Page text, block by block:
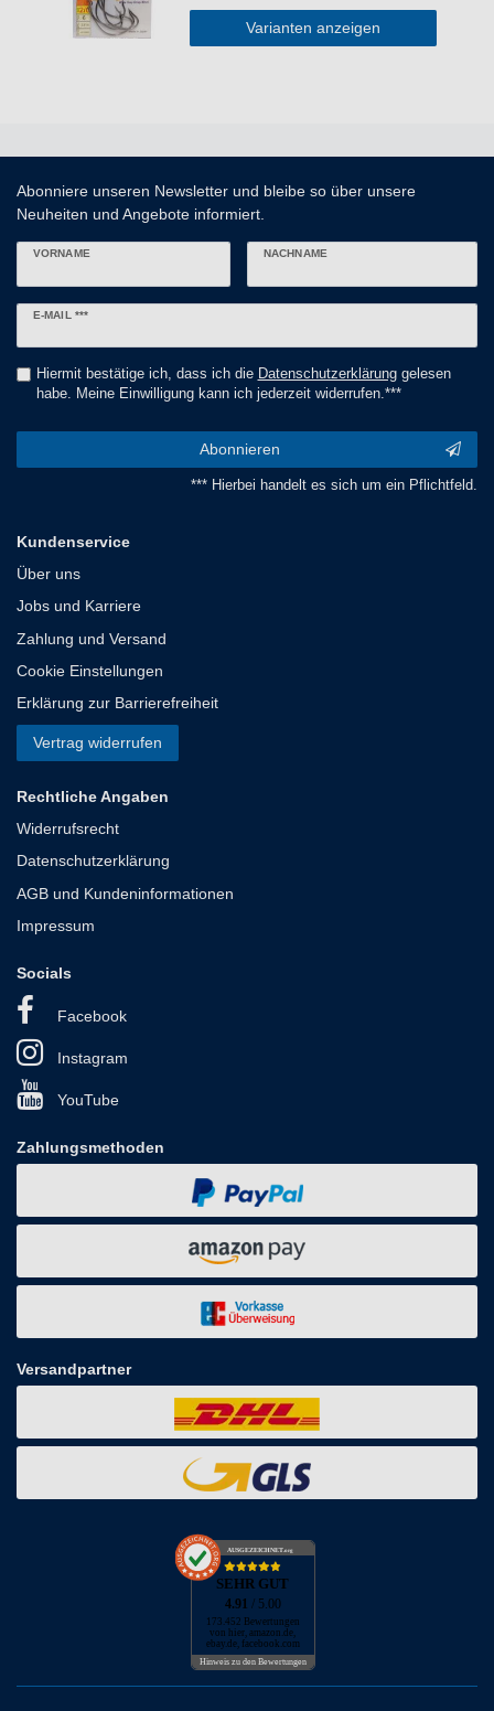
Varianten anzeigen
Abonniere unseren Newsletter und bleibe so über unsere
Neuheiten und Angebote informiert.
VORNAME NACHNAME
E-MAIL ***
Newsletter
Hiermit bestätige ich, dass ich die Daten­schutz­erklärunggelesen
habe. Meine Einwilligung kann ich jederzeit widerrufen.***
Abonnieren
*** Hierbei handelt es sich um ein Pflichtfeld.
Kundenservice
Über uns
Jobs und Karriere
Zahlung und Versand
Cookie Einstellungen
Erklärung zur Barrierefreiheit
Vertrag widerrufen
Rechtliche Angaben
Widerrufsrecht
Datenschutzerklärung
AGB und Kundeninformationen
Impressum
Socials
Facebook
Instagram
YouTube
Zahlungsmethoden
Versandpartner
AUSGEZEICHNET.org
SEHR GUT
4.91 / 5.00
173.452 Bewertungen
von hier, amazon.de,
ebay.de, facebook.com
Hinweis zu den Bewertungen